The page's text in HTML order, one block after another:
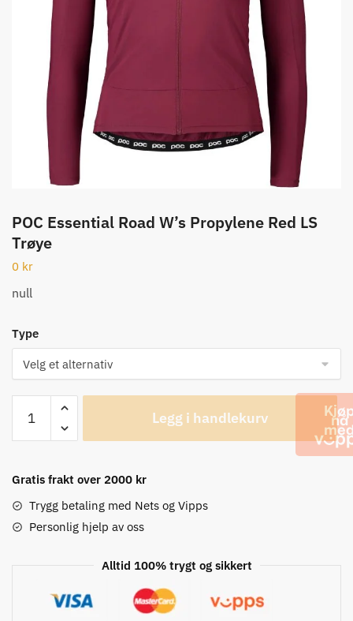
POC Essential Road W’s Propylene Red LS
Trøye
0 kr
null
Type
Essential
Road
Propylene
Red
Trøye
Legg i handlekurv
Gratis frakt over 2000 kr
Trygg betaling med Nets og Vipps
Personlig hjelp av oss
Alltid 100% trygt og sikkert